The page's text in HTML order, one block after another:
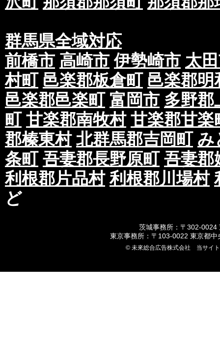
群馬県全域対応
前橋市 高崎市 伊勢崎市 太
村町 邑楽郡板倉町 邑楽郡明
邑楽郡邑楽町 富岡市 多野郡
町 甘楽郡南牧村 甘楽郡甘楽
郡榛東村 北群馬郡吉岡町 み
条町 吾妻郡長野原町 吾妻郡
利根郡片品村 利根郡川場村
ど
茨城事務所：〒302-0024
東京事務所：〒103-0022 東京都
© 未來総合広告株式会社 当サイ